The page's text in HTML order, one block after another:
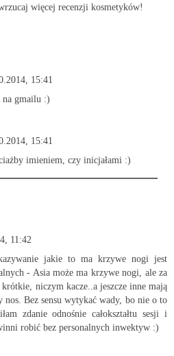
więcej recenzji kosmetyków!
15:41
na gmailu :)
15:41
imieniem, czy inicjałami :)
11:42
jakie to ma krzywe nogi jest
- Asia może ma krzywe nogi, ale za
krótkie, niczym kacze..a jeszcze inne mają
Bez sensu wytykać wady, bo nie o to
zdanie odnośnie całokształtu sesji i
robić bez personalnych inwektyw :)